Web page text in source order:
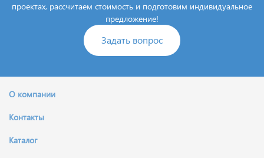
проектах, рассчитаем стоимость и подготовим индивидуальное
предложение!
Задать вопрос
О компании
Контакты
Каталог